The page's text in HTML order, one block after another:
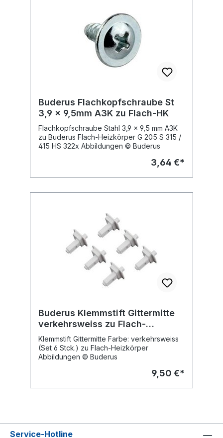
Buderus Flachkopfschraube St
3,9 x 9,5mm A3K zu Flach-HK
Flachkopfschraube Stahl 3,9 x 9,5 mm A3K
zu Buderus Flach-Heizkörper G 205 S 315 /
415 HS 322x Abbildungen © Buderus
3,64 €*
Buderus Klemmstift Gittermitte
verkehrsweiss zu Flach-
Heizkörper (Set 6 Stck.)
Klemmstift Gittermitte Farbe: verkehrsweiss
(Set 6 Stck.) zu Flach-Heizkörper
Abbildungen © Buderus
9,50 €*
Service-Hotline